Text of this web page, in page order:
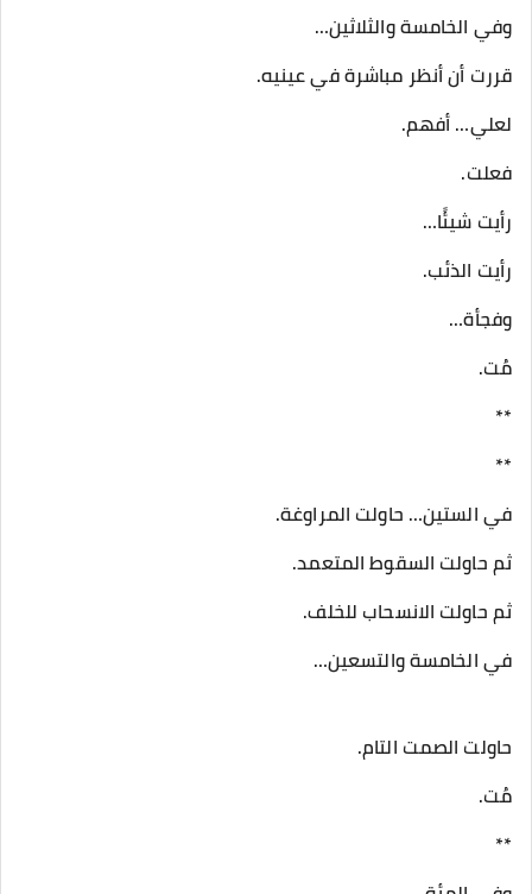
وفي الخامسة والثلاثين…
قررت أن أنظر مباشرة في عينيه.
لعلي… أفهم.
فعلت.
رأيت شيئًا…
رأيت الذئب.
وفجأة…
مُت.
**
**
في الستين… حاولت المراوغة.
ثم حاولت السقوط المتعمد.
ثم حاولت الانسحاب للخلف.
في الخامسة والتسعين…
حاولت الصمت التام.
مُت.
**